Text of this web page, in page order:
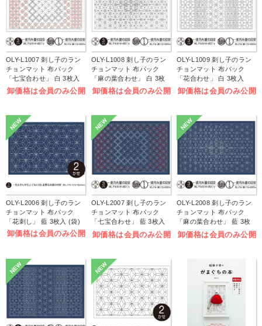
OLY-L1007 刺し子のラン
チョンマット 布パック
「七宝合わせ」 白 3枚入
(袋)
卸価格は会員のみ公開
OLY-L1008 刺し子のラン
チョンマット 布パック
「麻の葉合わせ」 白 3枚
入 (袋)
卸価格は会員のみ公開
OLY-L1009 刺し子のラン
チョンマット 布パック
「花合わせ」 白 3枚入
(袋)
卸価格は会員のみ公開
NEW
OLY-L2006 刺し子のラン
チョンマット 布パック
「花刺し」 藍 3枚入 (袋)
卸価格は会員のみ公開
NEW
OLY-L2007 刺し子のラン
チョンマット 布パック
「七宝合わせ」 藍 3枚入
(袋)
卸価格は会員のみ公開
NEW
OLY-L2008 刺し子のラン
チョンマット 布パック
「麻の葉合わせ」 藍 3枚
入 (袋)
卸価格は会員のみ公開
NEW NEW